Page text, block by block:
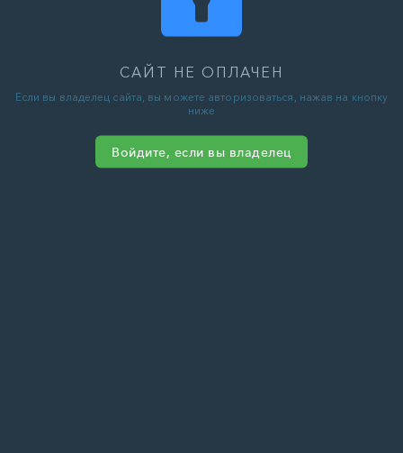
САЙТ НЕ ОПЛАЧЕН
Если вы владелец сайта, вы можете авторизоваться, нажав на кнопку
ниже
Войдите, если вы владелец